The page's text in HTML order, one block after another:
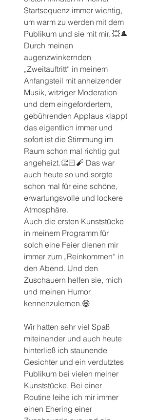
Startsequenz immer wichtig,
um warm zu werden mit dem
Publikum und sie mit mir. 💥🎩
Durch meinen
augenzwinkernden
„Zweitauftritt“ in meinem
Anfangsteil mit anheizender
Musik, witziger Moderation
und dem eingefordertem,
gebührenden Applaus klappt
das eigentlich immer und
sofort ist die Stimmung im
Raum schon mal richtig gut
angeheizt.👏🏻🧨 Das war
auch heute so und sorgte
schon mal für eine schöne,
erwartungsvolle und lockere
Atmosphäre.
Auch die ersten Kunststücke
in meinem Programm für
solch eine Feier dienen mir
immer zum „Reinkommen“ in
den Abend. Und den
Zuschauern helfen sie, mich
und meinen Humor
kennenzulernen.😆
Wir hatten sehr viel Spaß
miteinander und auch heute
hinterließ ich staunende
Gesichter und ein verdutztes
Publikum bei vielen meiner
Kunststücke. Bei einer
Routine leihe ich mir immer
einen Ehering einer